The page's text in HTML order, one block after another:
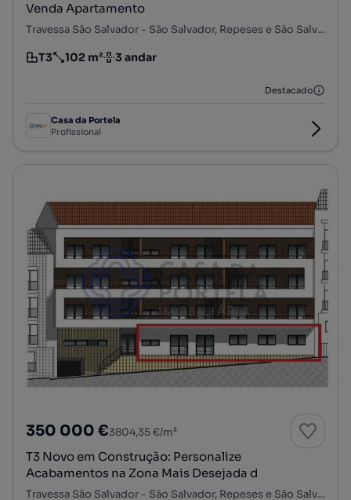
Venda Apartamento
Travessa São Salvador - São Salvador, Repeses e São Salvador, Viseu, Viseu
Tipologia
T3
Preço por metro quadrado
102 m²
Andar 3 andar
Destacado
Casa da Portela
Profissional
350 000 €3804,35 €/m²
T3 Novo em Construção: Personalize
Acabamentos na Zona Mais Desejada d
Travessa São Salvador - São Salvador, Repeses e São Salvador, Viseu, Viseu